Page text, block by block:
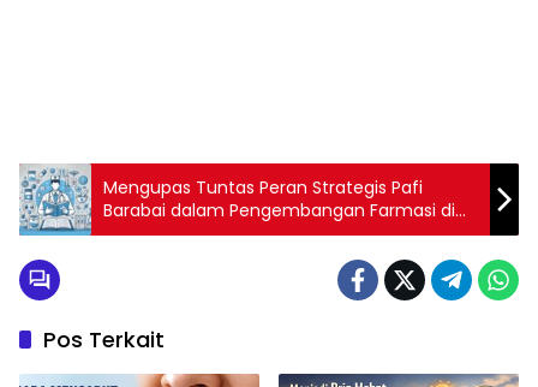
Mengupas Tuntas Peran Strategis Pafi
Barabai dalam Pengembangan Farmasi di
Indonesia
Pos Terkait